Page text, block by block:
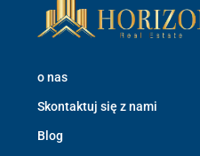
o nas
Skontaktuj się z nami
Blog